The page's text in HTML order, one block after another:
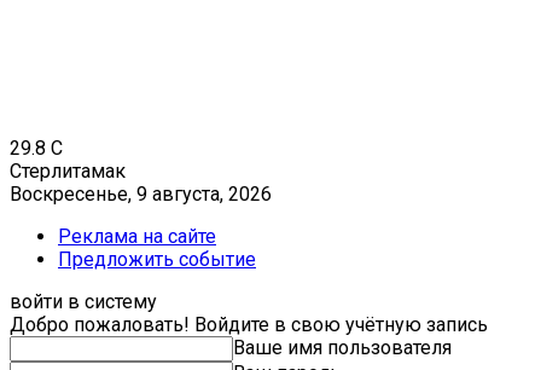
29.8 C
Стерлитамак
Воскресенье, 9 августа, 2026
Реклама на сайте
Предложить событие
войти в систему
Добро пожаловать! Войдите в свою учётную запись
Ваше имя пользователя